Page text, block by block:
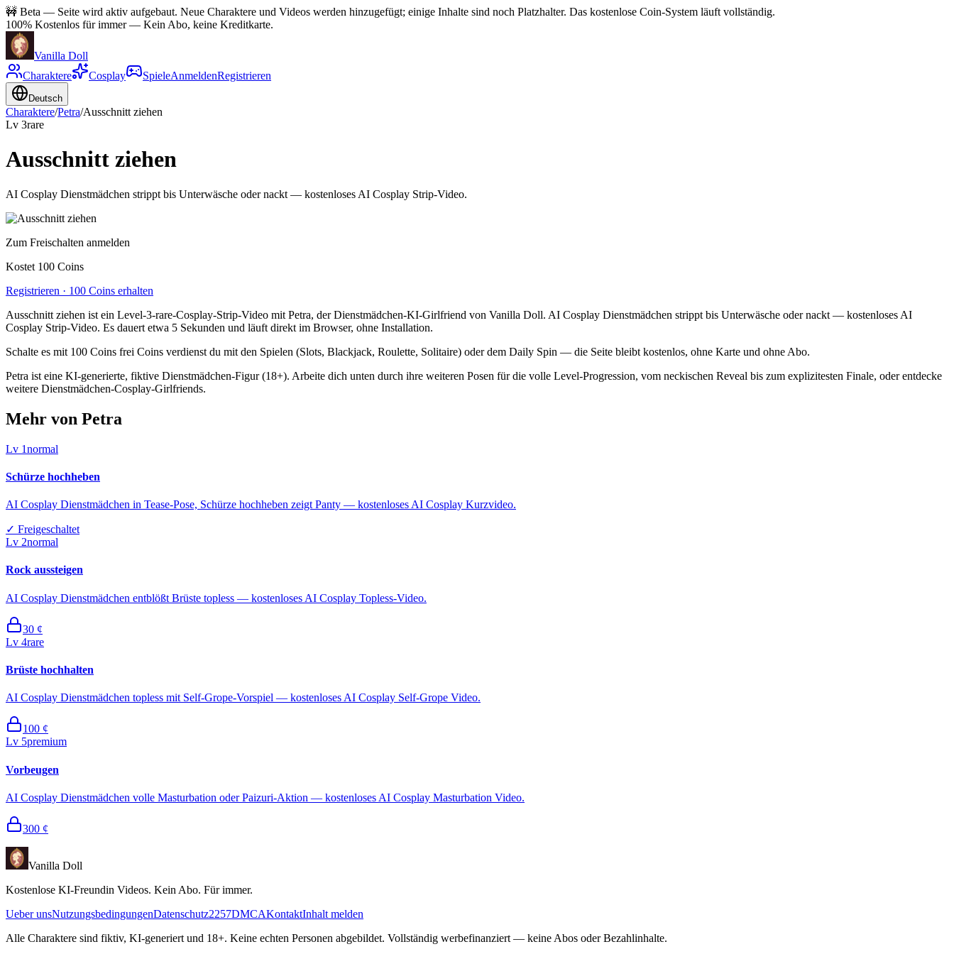
🚧 Beta — Seite wird aktiv aufgebaut. Neue Charaktere und Videos werden hinzugefügt; einige Inhalte sind noch Platzhalter. Das kostenlose Coin-System läuft vollständig.
100% Kostenlos für immer— Kein Abo, keine Kreditkarte.
Vanilla Doll
Charaktere
Cosplay SpieleAnmeldenRegistrieren
Deutsch
Charaktere/Petra/Ausschnitt ziehen
Lv 3rare
Ausschnitt ziehen
AI Cosplay Dienstmädchen strippt bis Unterwäsche oder nackt — kostenloses AI Cosplay Strip-Video.
Zum Freischalten anmelden
Kostet 100 Coins
Registrieren · 100 Coins erhalten
Ausschnitt ziehen ist ein Level-3-rare-Cosplay-Strip-Video mit Petra, der Dienstmädchen-KI-Girlfriend von Vanilla Doll. AI Cosplay Dienstmädchen strippt bis Unterwäsche oder nackt — kostenloses AI
Cosplay Strip-Video. Es dauert etwa 5 Sekunden und läuft direkt im Browser, ohne Installation.
Schalte es mit 100 Coins frei Coins verdienst du mit den Spielen (Slots, Blackjack, Roulette, Solitaire) oder dem Daily Spin — die Seite bleibt kostenlos, ohne Karte und ohne Abo.
Petra ist eine KI-generierte, fiktive Dienstmädchen-Figur (18+). Arbeite dich unten durch ihre weiteren Posen für die volle Level-Progression, vom neckischen Reveal bis zum explizitesten Finale, oder entdecke
weitere Dienstmädchen-Cosplay-Girlfriends.
Mehr von Petra
Lv 1normal
Schürze hochheben
AI Cosplay Dienstmädchen in Tease-Pose, Schürze hochheben zeigt Panty — kostenloses AI Cosplay Kurzvideo.
✓ Freigeschaltet
Lv 2normal
Rock aussteigen
AI Cosplay Dienstmädchen entblößt Brüste topless — kostenloses AI Cosplay Topless-Video.
30 ¢
Lv 4rare
Brüste hochhalten
AI Cosplay Dienstmädchen topless mit Self-Grope-Vorspiel — kostenloses AI Cosplay Self-Grope Video.
100 ¢
Lv 5premium
Vorbeugen
AI Cosplay Dienstmädchen volle Masturbation oder Paizuri-Aktion — kostenloses AI Cosplay Masturbation Video.
300 ¢
Vanilla Doll
Kostenlose KI-Freundin Videos. Kein Abo. Für immer.
Ueber unsNutzungsbedingungenDatenschutz2257DMCAKontaktInhalt melden
Alle Charaktere sind fiktiv, KI-generiert und 18+. Keine echten Personen abgebildet. Vollständig werbefinanziert — keine Abos oder Bezahlinhalte.